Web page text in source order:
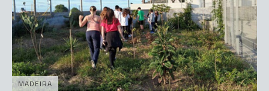
MADEIRA